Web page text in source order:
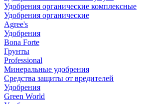
Удобрения органические комплексные
Удобрения органические
Agree's
Удобрения
Bona Forte
Грунты
Professional
Минеральные удобрения
Средства защиты от вредителей
Удобрения
Green World